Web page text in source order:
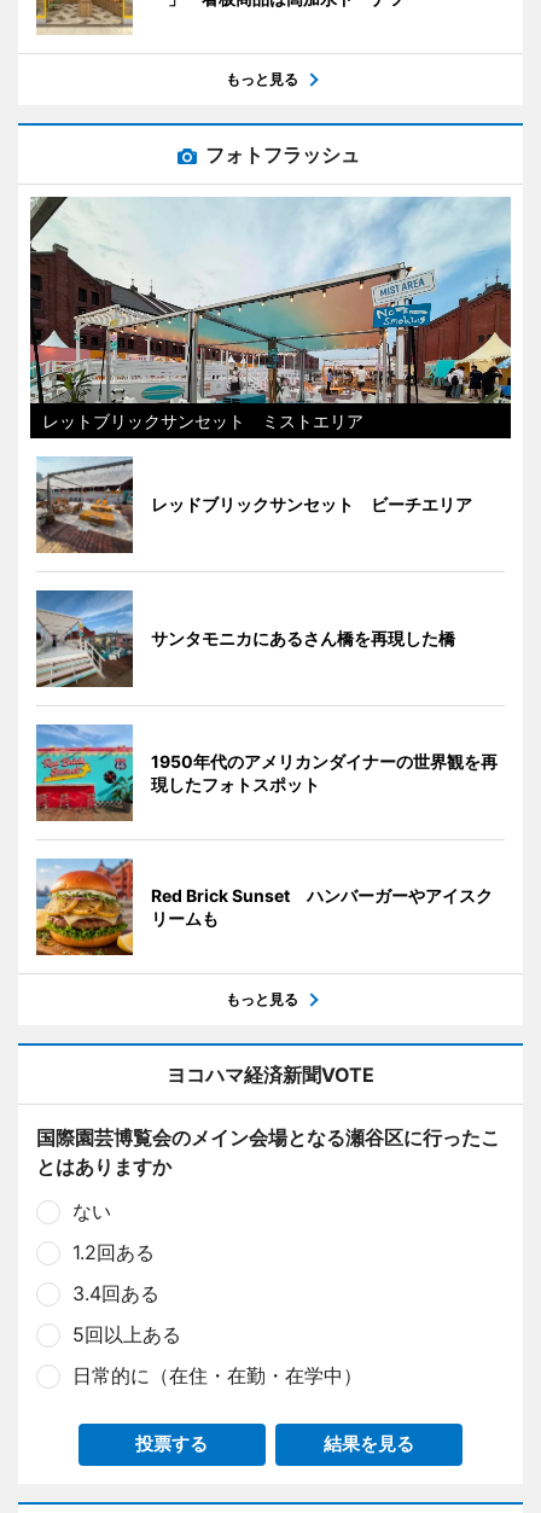
もっと見る
フォトフラッシュ
レットブリックサンセット ミストエリア
レッドブリックサンセット ビーチエリア
サンタモニカにあるさん橋を再現した橋
1950年代のアメリカンダイナーの世界観を再
現したフォトスポット
Red Brick Sunset ハンバーガーやアイスク
リームも
もっと見る
ヨコハマ経済新聞VOTE
国際園芸博覧会のメイン会場となる瀬谷区に行ったこ
とはありますか
ない
1.2回ある
3.4回ある
5回以上ある
日常的に（在住・在勤・在学中）
投票する 結果を見る